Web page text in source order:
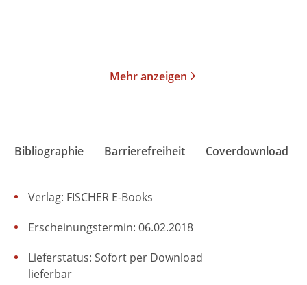
Mehr anzeigen
Bibliographie Barrierefreiheit Coverdownload
Verlag: FISCHER E-Books
Erscheinungstermin: 06.02.2018
Lieferstatus: Sofort per Download
lieferbar